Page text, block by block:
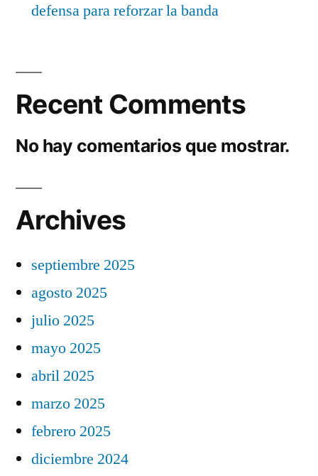
defensa para reforzar la banda
Recent Comments
No hay comentarios que mostrar.
Archives
septiembre 2025
agosto 2025
julio 2025
mayo 2025
abril 2025
marzo 2025
febrero 2025
diciembre 2024